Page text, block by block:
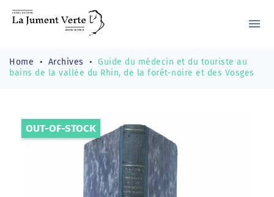
menu
Home Archives
Guide du médecin et du touriste au
bains de la vallée du Rhin, de la forêt-noire et des Vosges
OUT-OF-STOCK